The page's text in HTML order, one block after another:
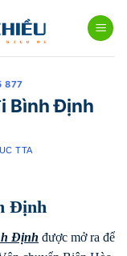
877
Bình Định
TTA
Định
Định được mở ra để